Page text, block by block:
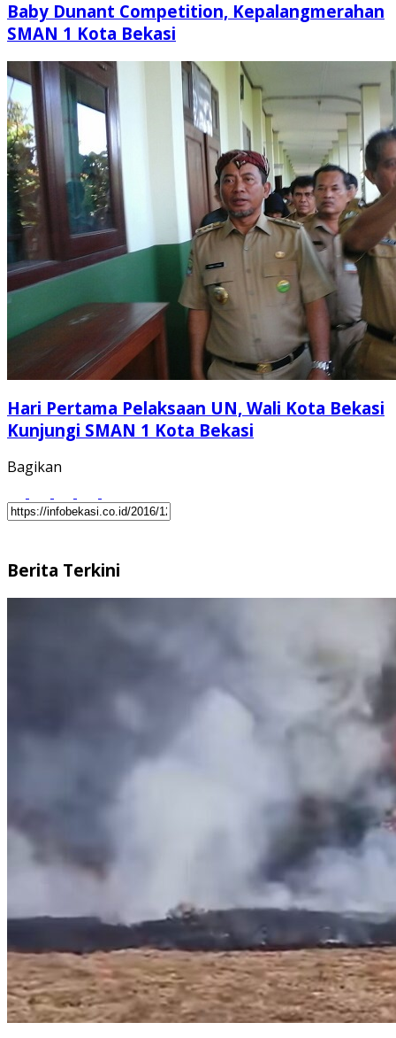
Baby Dunant Competition, Kepalangmerahan
SMAN 1 Kota Bekasi
Hari Pertama Pelaksaan UN, Wali Kota Bekasi
Kunjungi SMAN 1 Kota Bekasi
Bagikan
Berita Terkini